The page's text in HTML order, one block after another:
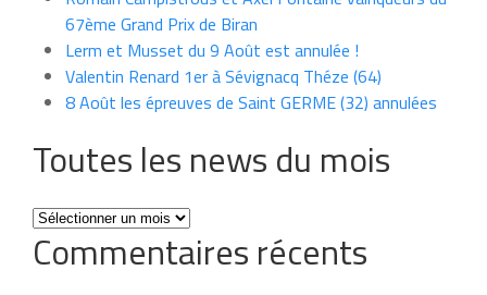
67ème Grand Prix de Biran
Lerm et Musset du 9 Août est annulée !
Valentin Renard 1er à Sévignacq Théze (64)
8 Août les épreuves de Saint GERME (32) annulées
Toutes les news du mois
Toutes
les
news
Commentaires récents